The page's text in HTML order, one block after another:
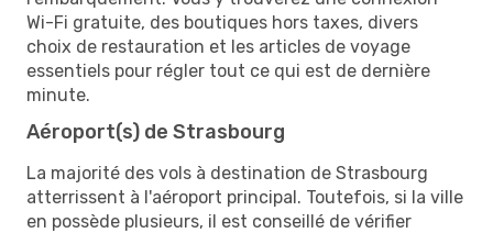
Wi-Fi gratuite, des boutiques hors taxes, divers
choix de restauration et les articles de voyage
essentiels pour régler tout ce qui est de dernière
minute.
Aéroport(s) de Strasbourg
La majorité des vols à destination de Strasbourg
atterrissent à l'aéroport principal. Toutefois, si la ville
en possède plusieurs, il est conseillé de vérifier